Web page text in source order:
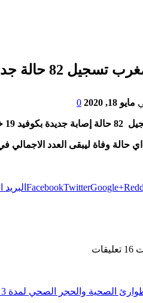
والحصيلة ترتفع الى 6952 خلال 24 ساعة الماضية
مايو 18, 2020 0
حالة مؤكدة .
FacebookTwitterGoogle+
16 تعليقات
والحجر الصحي لمدة 3 أسابيع إضافية